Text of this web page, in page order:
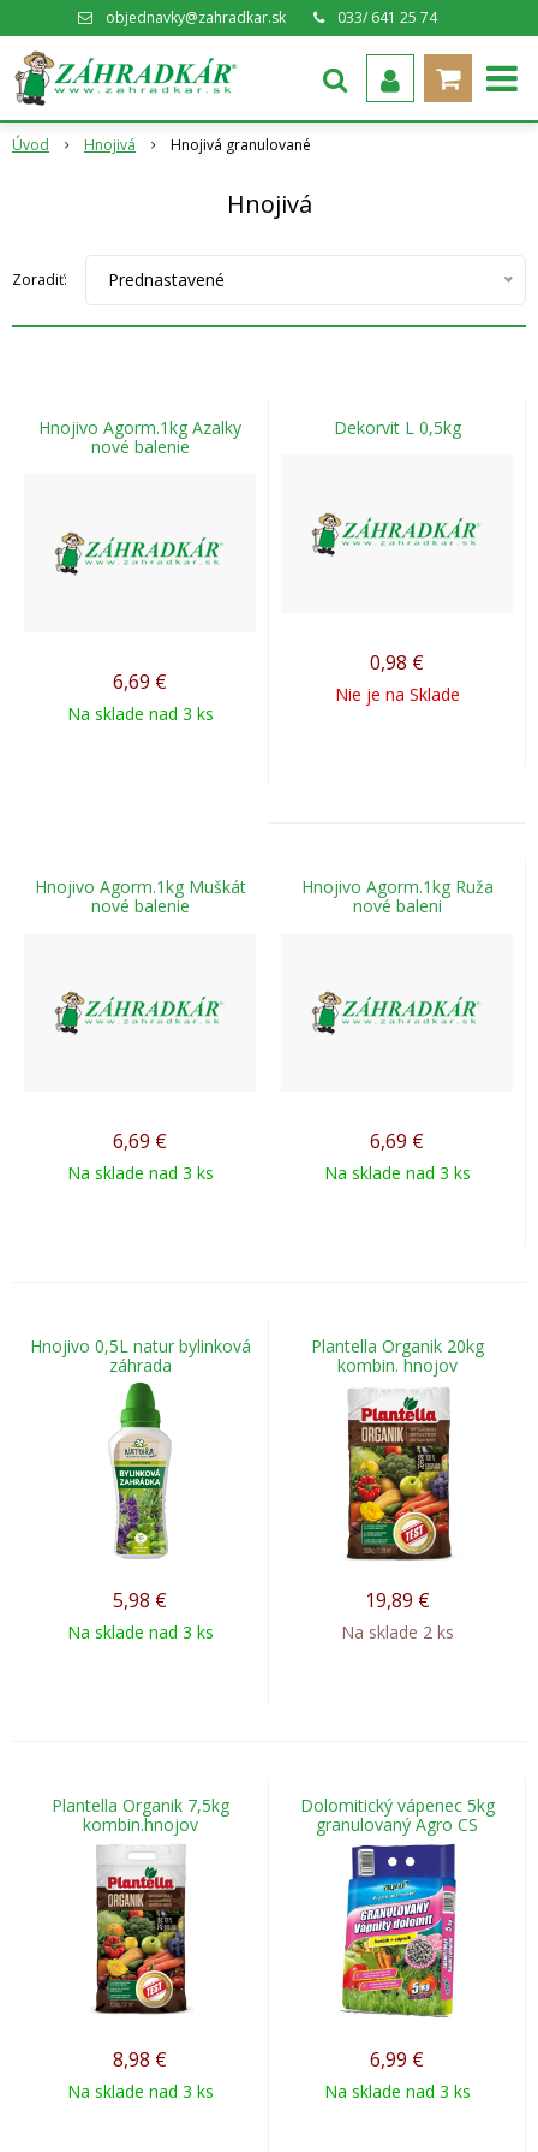
objednavky@zahradkar.sk 033/ 641 25 74
Úvod Hnojivá Hnojivá granulované
Hnojivá
Zoradiť: Prednastavené
Hnojivo Agorm.1kg Azalky
nové balenie
6,69 €
Na sklade nad 3 ks
Dekorvit L 0,5kg
0,98 €
Nie je na Sklade
Hnojivo Agorm.1kg Muškát
nové balenie
6,69 €
Na sklade nad 3 ks
Hnojivo Agorm.1kg Ruža
nové baleni
6,69 €
Na sklade nad 3 ks
Hnojivo 0,5L natur bylinková
záhrada
5,98 €
Na sklade nad 3 ks
Plantella Organik 20kg
kombin. hnojov
19,89 €
Na sklade 2 ks
Plantella Organik 7,5kg
kombin.hnojov
8,98 €
Na sklade nad 3 ks
Dolomitický vápenec 5kg
granulovaný Agro CS
6,99 €
Na sklade nad 3 ks